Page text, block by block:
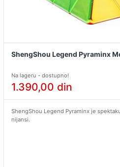
ShengShou Legend Pyraminx
Na lageru - dostupno!
1.390,00 din
ShengShou Legend Pyraminx je
nijansi.